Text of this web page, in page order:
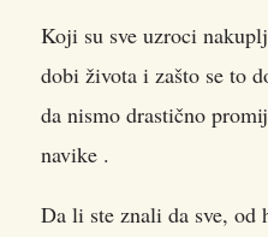
Koji su sve uzroci
dobi života i zašto se to
da nismo drastično
navike .
Da li ste znali da sve, od